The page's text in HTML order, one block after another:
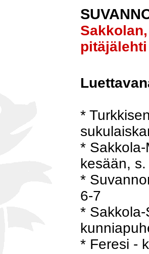
pitäjälehti
*
*
kesään,
*
6-7
*
* Feresi -